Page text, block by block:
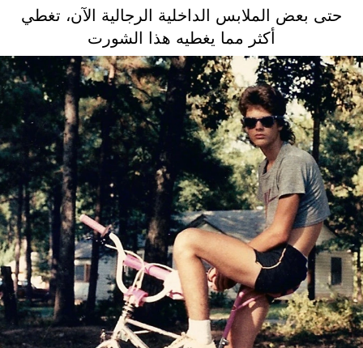
حتى بعض الملابس الداخلية الرجالية الآن، تغطي
أكثر مما يغطيه هذا الشورت